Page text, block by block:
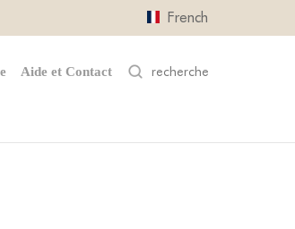
French
Aide et Contact